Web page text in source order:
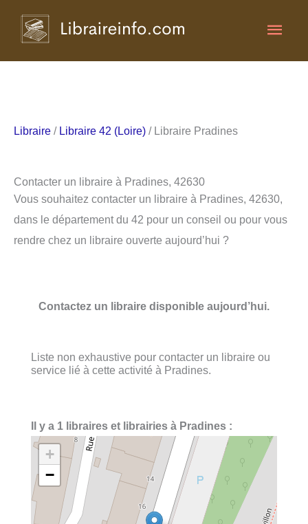
Libraire / Libraire 42 (Loire) / Libraire Pradines
Contacter un libraire à Pradines, 42630
Vous souhaitez contacter un libraire à Pradines, 42630,
dans le département du 42 pour un conseil ou pour vous
rendre chez un libraire ouverte aujourd’hui ?
Contactez un libraire disponible aujourd’hui.
Liste non exhaustive pour contacter un libraire ou
service lié à cette activité à Pradines.
Il y a 1 libraires et librairies à Pradines :
+
−